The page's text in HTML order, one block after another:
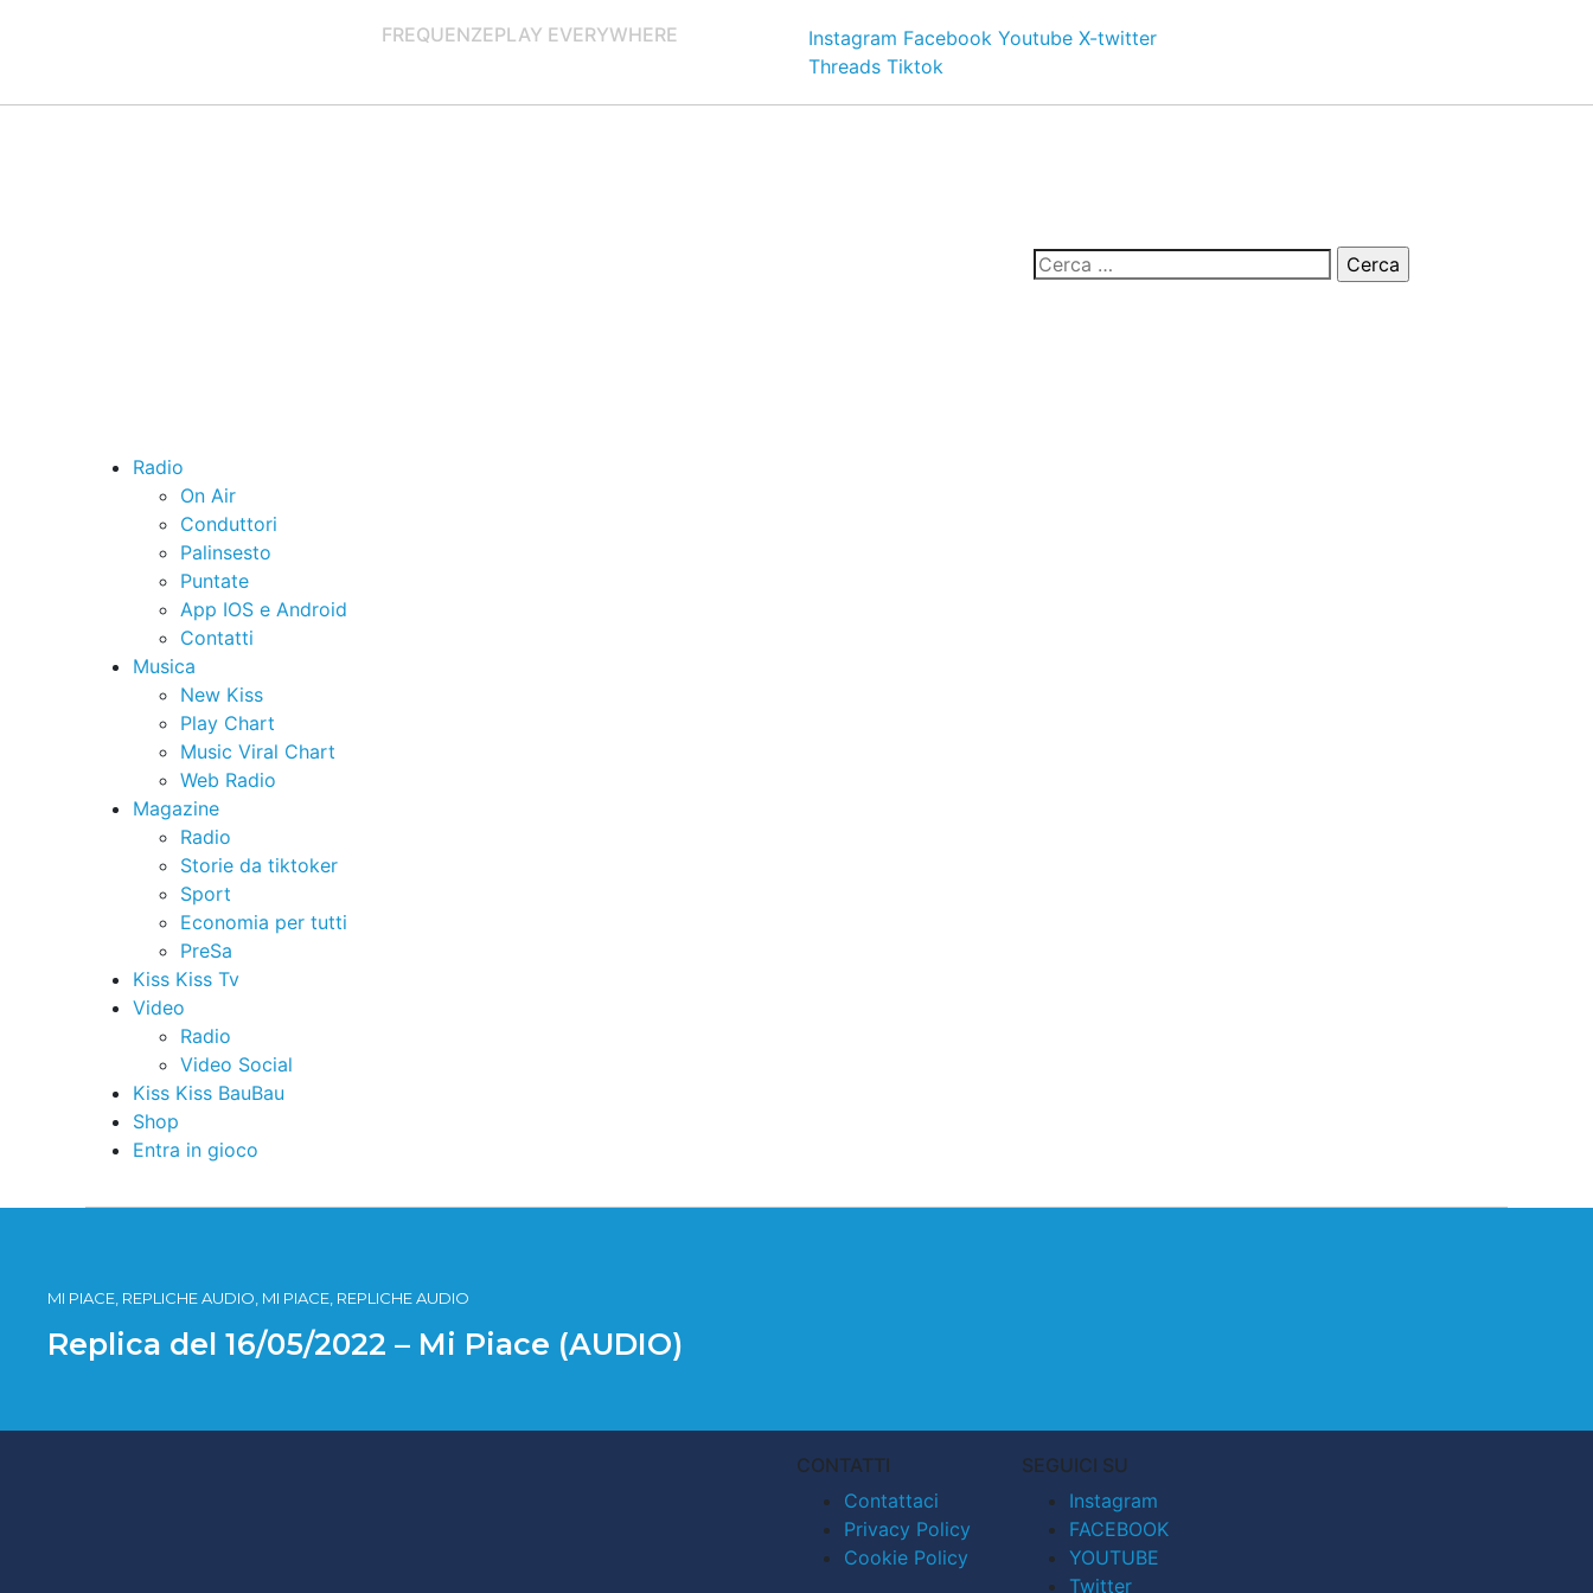
FREQUENZEPLAY EVERYWHERE Instagram Facebook Youtube X-twitter
Threads Tiktok
Radio
On Air
Conduttori
Palinsesto
Puntate
App IOS e Android
Contatti
Musica
New Kiss
Play Chart
Music Viral Chart
Web Radio
Magazine
Radio
Storie da tiktoker
Sport
Economia per tutti
PreSa
Kiss Kiss Tv
Video
Radio
Video Social
Kiss Kiss BauBau
Shop
Entra in gioco
MI PIACE, REPLICHE AUDIO, MI PIACE, REPLICHE AUDIO
Replica del 16/05/2022 – Mi Piace (AUDIO)
CONTATTI
Contattaci
Privacy Policy
Cookie Policy
SEGUICI SU
Instagram
FACEBOOK
YOUTUBE
Twitter